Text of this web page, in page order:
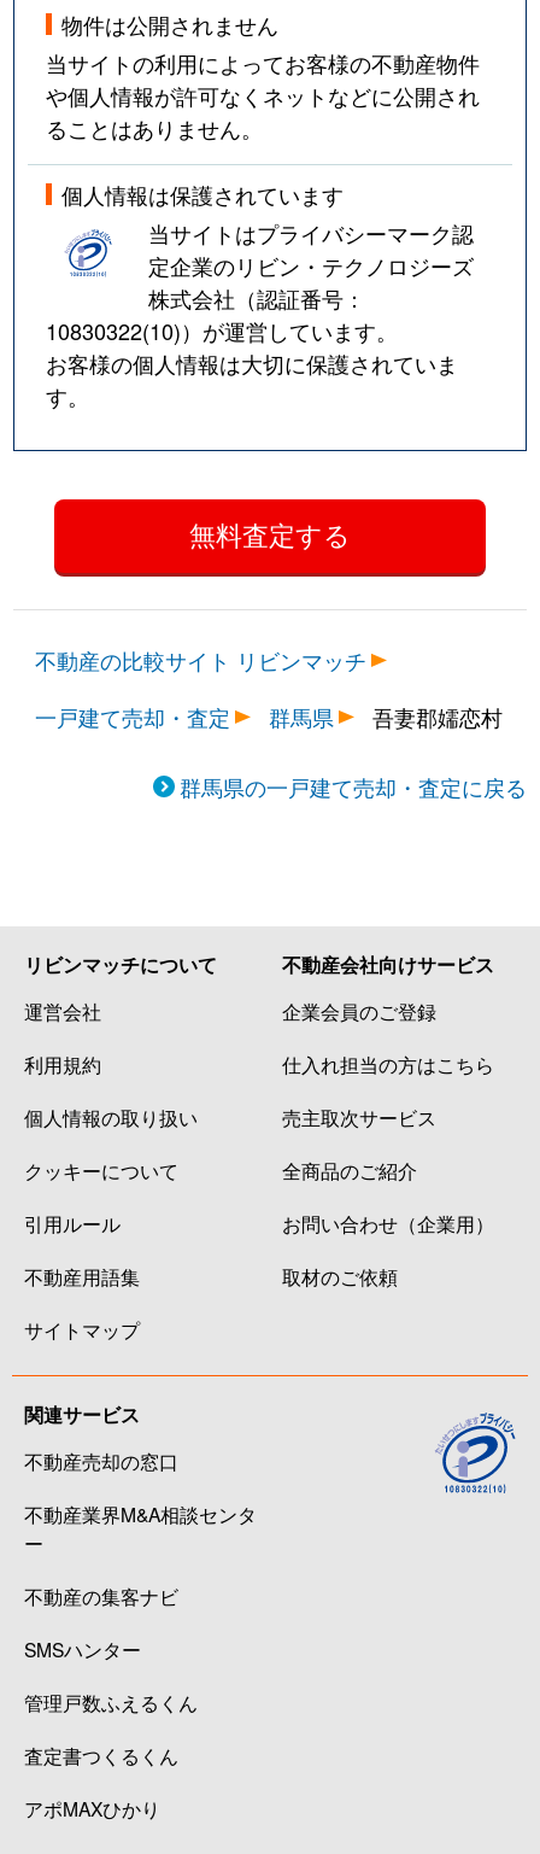
物件は公開されません
当サイトの利用によってお客様の不動産物件
や個人情報が許可なくネットなどに公開され
ることはありません。
個人情報は保護されています
当サイトはプライバシーマーク認
定企業のリビン・テクノロジーズ
株式会社（認証番号：
10830322(10)）が運営しています。
お客様の個人情報は大切に保護されていま
す。
不動産の比較サイト リビンマッチ
一戸建て売却・査定
群馬県 吾妻郡嬬恋村
群馬県の一戸建て売却・査定に戻る
リビンマッチについて
運営会社
利用規約
個人情報の取り扱い
クッキーについて
引用ルール
不動産用語集
サイトマップ
不動産会社向けサービス
企業会員のご登録
仕入れ担当の方はこちら
売主取次サービス
全商品のご紹介
お問い合わせ（企業用）
取材のご依頼
関連サービス
不動産売却の窓口
不動産業界M&A相談センタ
ー
不動産の集客ナビ
SMSハンター
管理戸数ふえるくん
査定書つくるくん
アポMAXひかり